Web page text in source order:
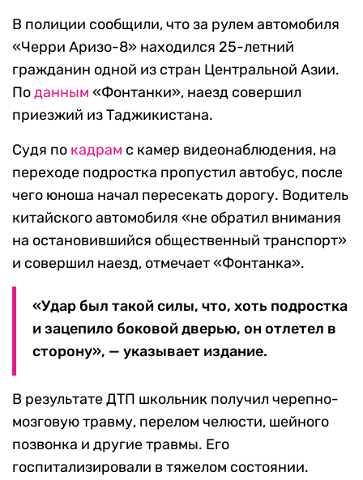
В полиции сообщили, что за рулем автомобиля
«Черри Аризо-8» находился 25-летний
гражданин одной из стран Центральной Азии.
Поданным «Фонтанки», наезд совершил
приезжий из Таджикистана.
Судя по кадрам с камер видеонаблюдения, на
переходе подростка пропустил автобус, после
чего юноша начал пересекать дорогу. Водитель
китайского автомобиля «не обратил внимания
на остановившийся общественный транспорт»
и совершил наезд, отмечает «Фонтанка».
«Удар был такой силы, что, хоть подростка
и зацепило боковой дверью, он отлетел в
сторону», — указывает издание.
В результате ДТП школьник получил черепно-
мозговую травму, перелом челюсти, шейного
позвонка и другие травмы. Его
госпитализировали в тяжелом состоянии.